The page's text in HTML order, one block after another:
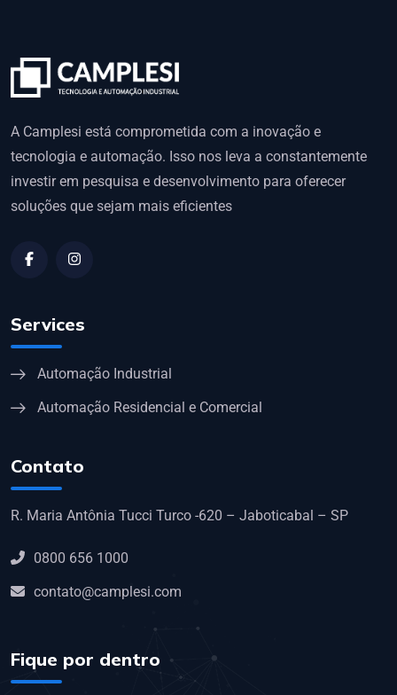
A Camplesi está comprometida com a inovação e
tecnologia e automação. Isso nos leva a constantemente
investir em pesquisa e desenvolvimento para oferecer
soluções que sejam mais eficientes
Services
Automação Industrial
Automação Residencial e Comercial
Contato
R. Maria Antônia Tucci Turco -620 – Jaboticabal – SP
0800 656 1000
contato@camplesi.com
Fique por dentro